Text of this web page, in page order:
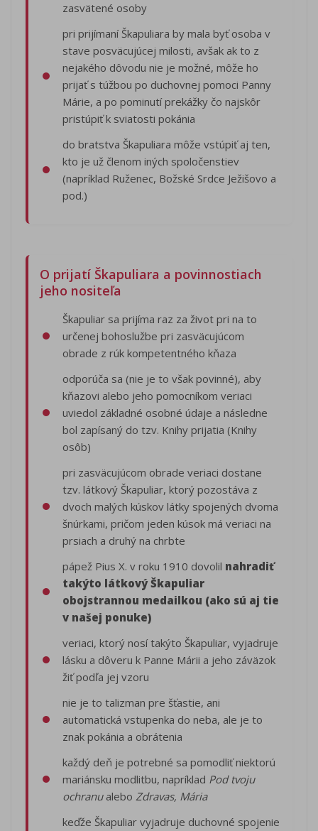
zasvätené osoby
pri prijímaní Škapuliara by mala byť osoba v
stave posväcujúcej milosti, avšak ak to z
nejakého dôvodu nie je možné, môže ho
prijať s túžbou po duchovnej pomoci Panny
Márie, a po pominutí prekážky čo najskôr
pristúpiť k sviatosti pokánia
do bratstva Škapuliara môže vstúpiť aj ten,
kto je už členom iných spoločenstiev
(napríklad Ruženec, Božské Srdce Ježišovo a
pod.)
O prijatí Škapuliara a povinnostiach
jeho nositeľa
Škapuliar sa prijíma raz za život pri na to
určenej bohoslužbe pri zasväcujúcom
obrade z rúk kompetentného kňaza
odporúča sa (nie je to však povinné), aby
kňazovi alebo jeho pomocníkom veriaci
uviedol základné osobné údaje a následne
bol zapísaný do tzv. Knihy prijatia (Knihy
osôb)
pri zasväcujúcom obrade veriaci dostane
tzv. látkový Škapuliar, ktorý pozostáva z
dvoch malých kúskov látky spojených dvoma
šnúrkami, pričom jeden kúsok má veriaci na
prsiach a druhý na chrbte
pápež Pius X. v roku 1910 dovolil nahradiť
takýto látkový Škapuliar
obojstrannou medailkou (ako sú aj tie
v našej ponuke)
veriaci, ktorý nosí takýto Škapuliar, vyjadruje
lásku a dôveru k Panne Márii a jeho záväzok
žiť podľa jej vzoru
nie je to talizman pre šťastie, ani
automatická vstupenka do neba, ale je to
znak pokánia a obrátenia
každý deň je potrebné sa pomodliť niektorú
mariánsku modlitbu, napríklad Pod tvoju
ochranualebo Zdravas, Mária
keďže Škapuliar vyjadruje duchovné spojenie